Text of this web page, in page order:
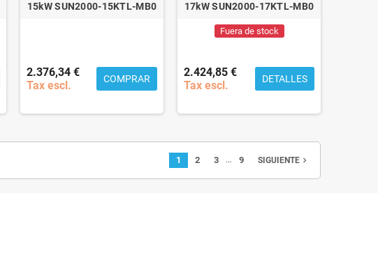
15kW SUN2000-15KTL-MB0
2.376,34 €
Tax escl.
COMPRAR
17kW SUN2000-17KTL-MB0
Fuera de stock
2.424,85 €
Tax escl.
DETALLES
1 2 3 … 9 SIGUIENTEnavigate_next